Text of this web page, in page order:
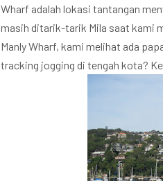
Wharf adalah lokasi tantangan
masih ditarik-tarik Mila saat kami
Manly Wharf, kami melihat ada
tracking jogging di tengah kota?